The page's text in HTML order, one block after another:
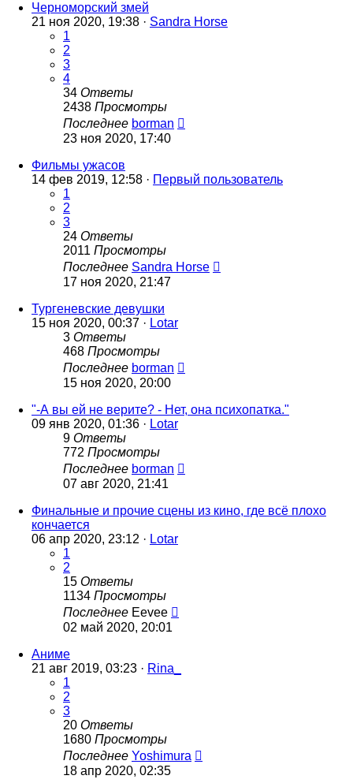
Черноморский змей
21 ноя 2020, 19:38 · Sandra Horse
1
2
3
4
34 Ответы
2438 Просмотры
Последнее borman
23 ноя 2020, 17:40
Фильмы ужасов
14 фев 2019, 12:58 · Первый пользователь
1
2
3
24 Ответы
2011 Просмотры
Последнее Sandra Horse
17 ноя 2020, 21:47
Тургеневские девушки
15 ноя 2020, 00:37 · Lotar
3 Ответы
468 Просмотры
Последнее borman
15 ноя 2020, 20:00
"-А вы ей не верите? - Нет, она психопатка."
09 янв 2020, 01:36 · Lotar
9 Ответы
772 Просмотры
Последнее borman
07 авг 2020, 21:41
Финальные и прочие сцены из кино, где всё плохо
кончается
06 апр 2020, 23:12 · Lotar
1
2
15 Ответы
1134 Просмотры
Последнее Eevee
02 май 2020, 20:01
Аниме
21 авг 2019, 03:23 · Rina_
1
2
3
20 Ответы
1680 Просмотры
Последнее Yoshimura
18 апр 2020, 02:35